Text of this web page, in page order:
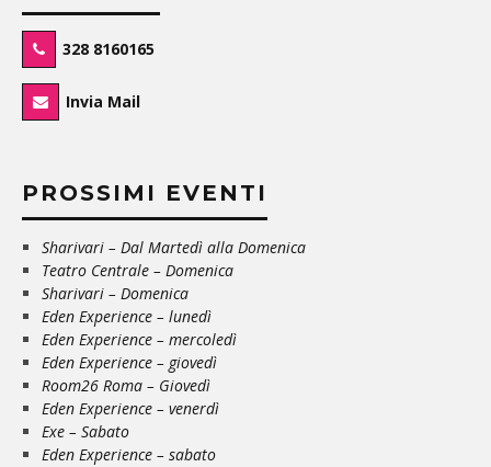
328 8160165
Invia Mail
PROSSIMI EVENTI
Sharivari – Dal Martedì alla Domenica
Teatro Centrale – Domenica
Sharivari – Domenica
Eden Experience – lunedì
Eden Experience – mercoledì
Eden Experience – giovedì
Room26 Roma – Giovedì
Eden Experience – venerdì
Exe – Sabato
Eden Experience – sabato